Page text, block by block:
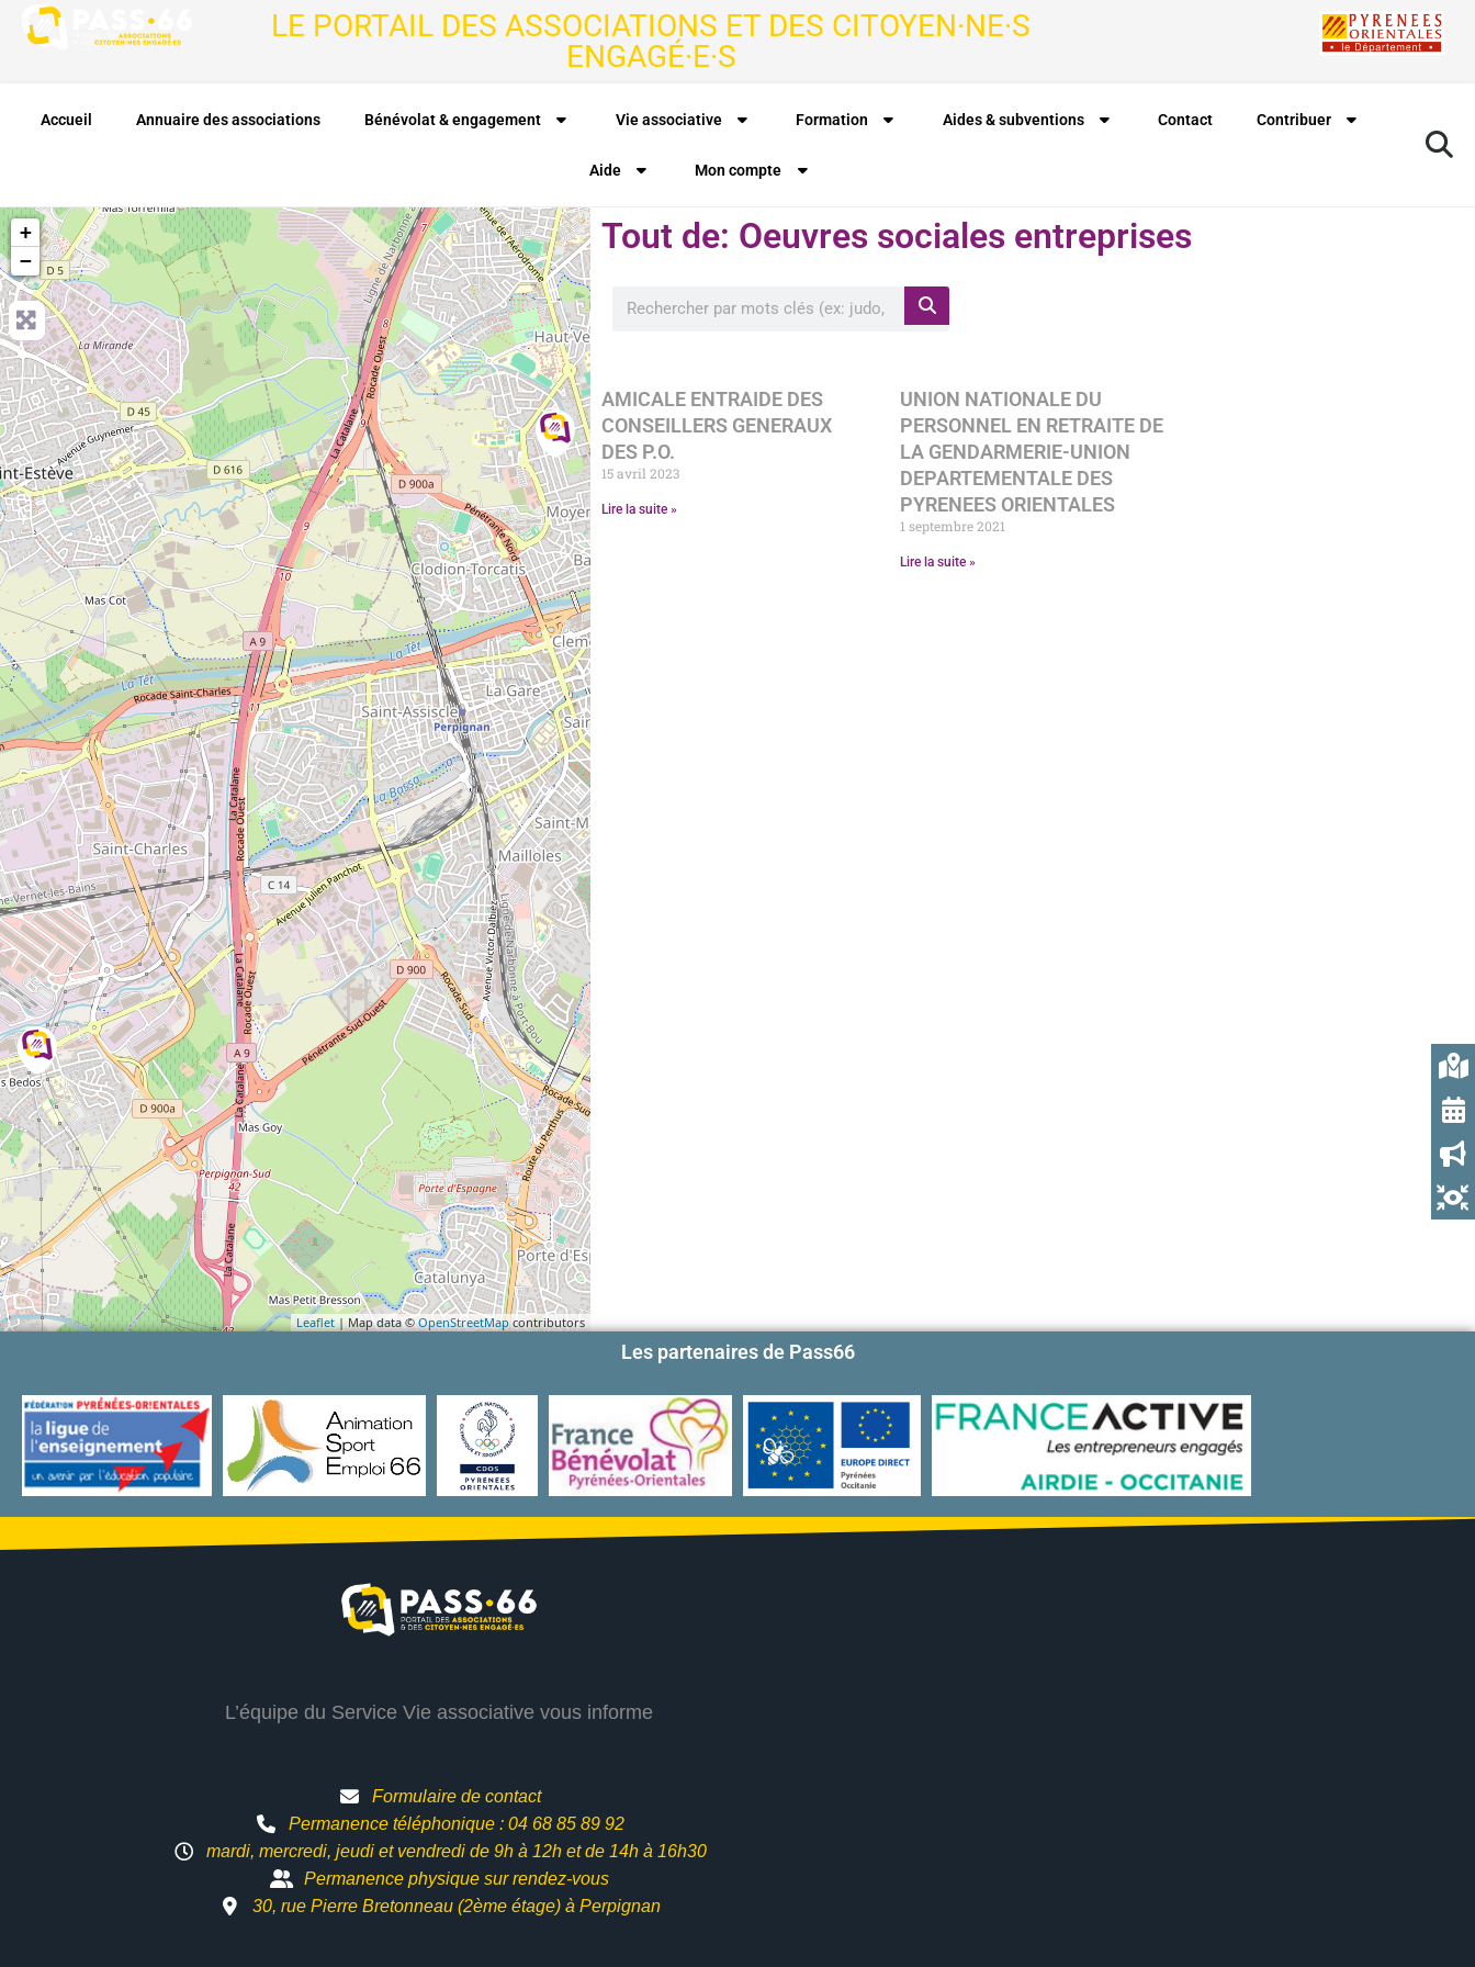
LE PORTAIL DES ASSOCIATIONS ET DES CITOYEN·NE·S
ENGAGÉ·E·S
Accueil Annuaire des associations Bénévolat & engagement Vie associative Formation Aides & subventions Contact Contribuer
Aide Mon compte
+
−
Leaflet| Map data ©OpenStreetMapcontributors
Tout de: Oeuvres sociales entreprises
AMICALE ENTRAIDE DES
CONSEILLERS GENERAUX
DES P.O.
15 avril 2023
Lire la suite »
UNION NATIONALE DU
PERSONNEL EN RETRAITE DE
LA GENDARMERIE-UNION
DEPARTEMENTALE DES
PYRENEES ORIENTALES
1 septembre 2021
Lire la suite »
Les partenaires de Pass66
L’équipe du Service Vie associative vous informe
Formulaire de contact
Permanence téléphonique : 04 68 85 89 92
mardi, mercredi, jeudi et vendredi de 9h à 12h etde 14h à 16h30
Permanence physique sur rendez-vous
30, rue Pierre Bretonneau (2ème étage) à Perpignan